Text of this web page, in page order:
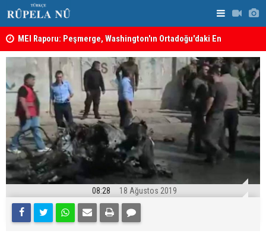
MEI Raporu: Peşmerge, Washington'ın Ortadoğu'daki En
Önemli Güvenlik Ortaklarından Biri ABD'nin
08:28 18 Ağustos 2019